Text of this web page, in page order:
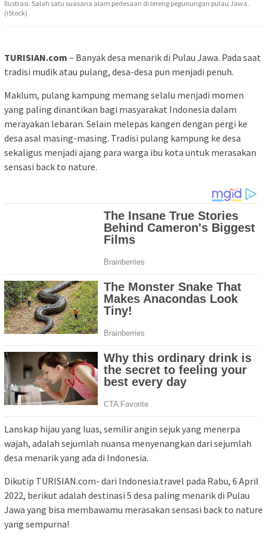
Ilustrasi. Salah satu suasana alam pedesaan di lereng pegunungan pulau Jawa.
(iStock)
TURISIAN.com – Banyak desa menarik di Pulau Jawa. Pada saat
tradisi mudik atau pulang, desa-desa pun menjadi penuh.
Maklum, pulang kampung memang selalu menjadi momen
yang paling dinantikan bagi masyarakat Indonesia dalam
merayakan lebaran. Selain melepas kangen dengan pergi ke
desa asal masing-masing. Tradisi pulang kampung ke desa
sekaligus menjadi ajang para warga ibu kota untuk merasakan
sensasi back to nature.
Lanskap hijau yang luas, semilir angin sejuk yang menerpa
wajah, adalah sejumlah nuansa menyenangkan dari sejumlah
desa menarik yang ada di Indonesia.
Dikutip TURISIAN.com- dari Indonesia.travel pada Rabu, 6 April
2022, berikut adalah destinasi 5 desa paling menarik di Pulau
Jawa yang bisa membawamu merasakan sensasi back to nature
yang sempurna!